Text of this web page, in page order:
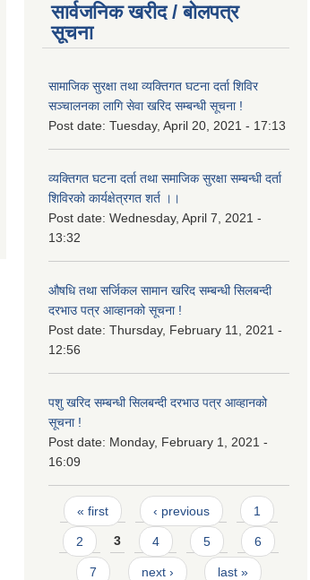
सार्वजनिक खरीद / बोलपत्र
सूचना
सामाजिक सुरक्षा तथा व्यक्तिगत घटना दर्ता शिविर
सञ्चालनका लागि सेवा खरिद सम्बन्धी सूचना !
Post date: Tuesday, April 20, 2021 - 17:13
व्यक्तिगत घटना दर्ता तथा समाजिक सुरक्षा सम्बन्धी दर्ता
शिविरको कार्यक्षेत्रगत शर्त ।।
Post date: Wednesday, April 7, 2021 -
13:32
औषधि तथा सर्जिकल सामान खरिद सम्बन्धी सिलबन्दी
दरभाउ पत्र आव्हानको सूचना !
Post date: Thursday, February 11, 2021 -
12:56
पशु खरिद सम्बन्धी सिलबन्दी दरभाउ पत्र आव्हानको
सूचना !
Post date: Monday, February 1, 2021 -
16:09
Pages
« first ‹ previous 1
2 3 4 5 6
7 next › last »